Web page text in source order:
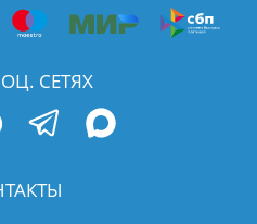
СЕТЯХ